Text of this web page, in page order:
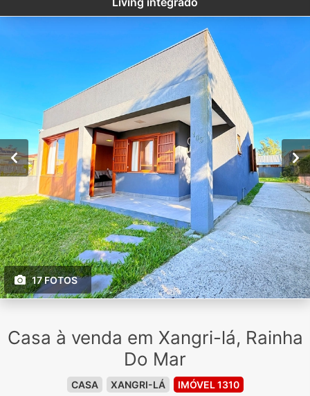
17 FOTOS
Casa à venda em Xangri-lá, Rainha
Do Mar
CASA XANGRI-LÁ IMÓVEL 1310